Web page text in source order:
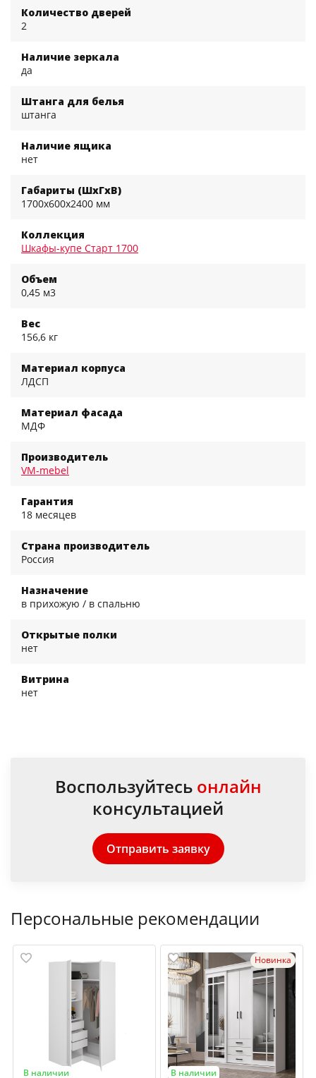
Количество дверей
2
Наличие зеркала
да
Штанга для белья
штанга
Наличие ящика
нет
Габариты (ШхГхВ)
1700x600x2400 мм
Коллекция
Шкафы-купе Старт 1700
Объем
0,45 м3
Вес
156,6 кг
Материал корпуса
ЛДСП
Материал фасада
МДФ
Производитель
VM-mebel
Гарантия
18 месяцев
Страна производитель
Россия
Назначение
в прихожую / в спальню
Открытые полки
нет
Витрина
нет
Воспользуйтесь онлайн
консультацией
Отправить заявку
Персональные рекомендации
В наличии
Новинка
В наличии